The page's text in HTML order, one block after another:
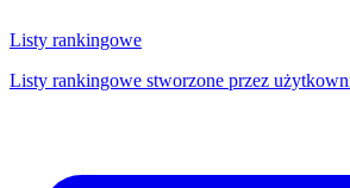
Listy rankingowe
Listy rankingowe stworzone przez